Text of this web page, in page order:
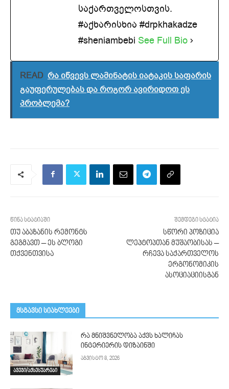
საქართველოსთვის.
#აქხარისხია #drpkhakadze
#sheniambebi See Full Bio
READ რა იწვევს ლამინატის იატაკის საფარის
გაუფერულებას და როგორ ავირიდოთ ეს
პრობლემა?
წინა სტატიაში
თუ აბაზანის რემონტს
გეგმავთ – ეს ბლოგი
თქვენთვისა
შემდეგი სტატია
სწორი პოზიცია
ლეპტოპთან მუშაობისას –
რჩევა საქართველოს
ერგონომიკის
ასოციაციისგან
მსგავსი სიახლეები
ავეჯი/აქსესუარები
რა მნიშვნელობა აქვს ხალიჩას
ინტერიერის დიზაინში
აგვისტო 8, 2026